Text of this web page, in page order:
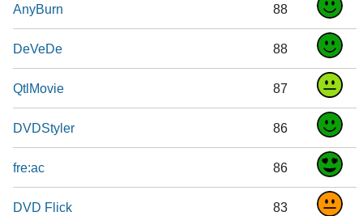
AnyBurn 88
DeVeDe 88
QtlMovie 87
DVDStyler 86
fre:ac 86
DVD Flick 83